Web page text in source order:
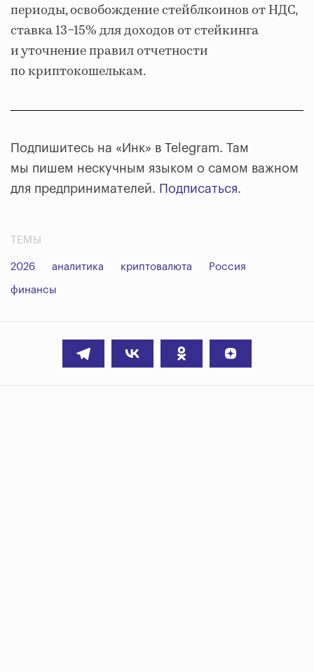
периоды, освобождение стейблкоинов от НДС,
ставка 13−15% для доходов от стейкинга
и уточнение правил отчетности
по криптокошелькам.
Подпишитесь на «Инк» в Telegram. Там
мы пишем нескучным языком о самом важном
для предпринимателей. Подписаться.
ТЕМЫ
2026 аналитика криптовалюта Россия
финансы